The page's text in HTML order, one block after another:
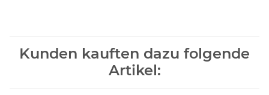
Kunden kauften dazu folgende
Artikel: